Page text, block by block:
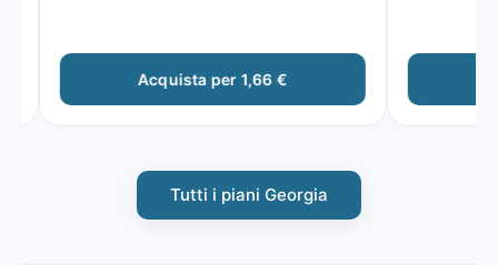
Acquista per 1,66 €
Tutti i piani Georgia